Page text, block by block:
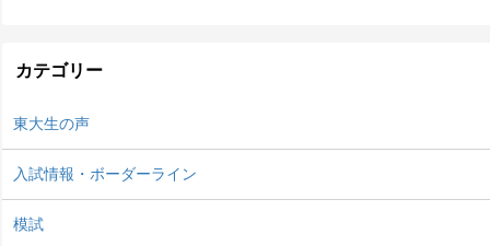
カテゴリー
東大生の声
入試情報・ボーダーライン
模試